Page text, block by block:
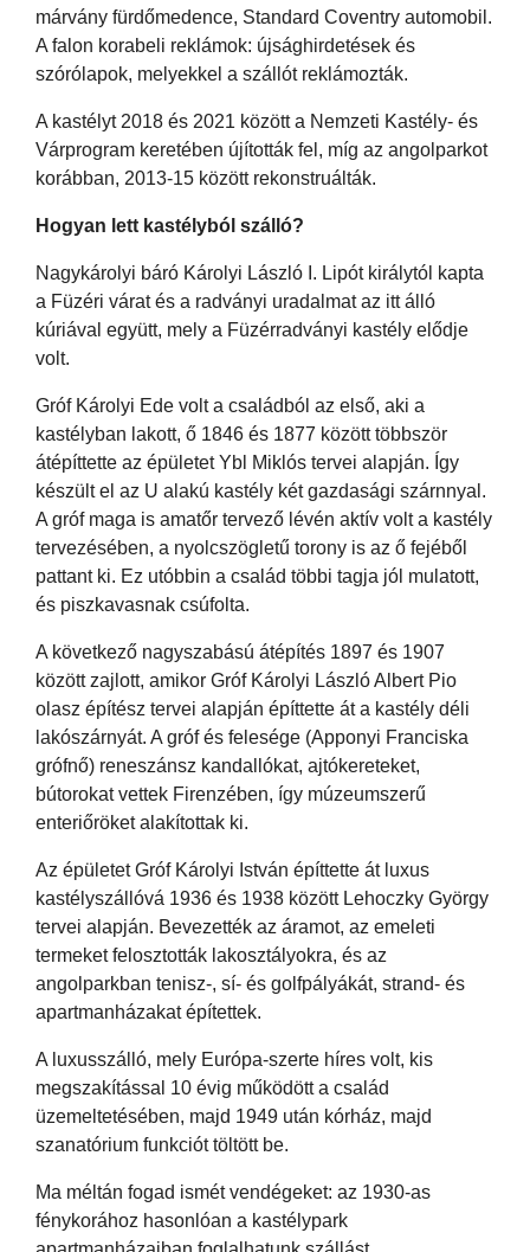
márvány fürdőmedence, Standard Coventry automobil.
A falon korabeli reklámok: újsághirdetések és
szórólapok, melyekkel a szállót reklámozták.
A kastélyt 2018 és 2021 között a Nemzeti Kastély- és
Várprogram keretében újították fel, míg az angolparkot
korábban, 2013-15 között rekonstruálták.
Hogyan lett kastélyból szálló?
Nagykárolyi báró Károlyi László I. Lipót királytól kapta
a Füzéri várat és a radványi uradalmat az itt álló
kúriával együtt, mely a Füzérradványi kastély elődje
volt.
Gróf Károlyi Ede volt a családból az első, aki a
kastélyban lakott, ő 1846 és 1877 között többször
átépíttette az épületet Ybl Miklós tervei alapján. Így
készült el az U alakú kastély két gazdasági szárnnyal.
A gróf maga is amatőr tervező lévén aktív volt a kastély
tervezésében, a nyolcszögletű torony is az ő fejéből
pattant ki. Ez utóbbin a család többi tagja jól mulatott,
és piszkavasnak csúfolta.
A következő nagyszabású átépítés 1897 és 1907
között zajlott, amikor Gróf Károlyi László Albert Pio
olasz építész tervei alapján építtette át a kastély déli
lakószárnyát. A gróf és felesége (Apponyi Franciska
grófnő) reneszánsz kandallókat, ajtókereteket,
bútorokat vettek Firenzében, így múzeumszerű
enteriőröket alakítottak ki.
Az épületet Gróf Károlyi István építtette át luxus
kastélyszállóvá 1936 és 1938 között Lehoczky György
tervei alapján. Bevezették az áramot, az emeleti
termeket felosztották lakosztályokra, és az
angolparkban tenisz-, sí- és golfpályákát, strand- és
apartmanházakat építettek.
A luxusszálló, mely Európa-szerte híres volt, kis
megszakítással 10 évig működött a család
üzemeltetésében, majd 1949 után kórház, majd
szanatórium funkciót töltött be.
Ma méltán fogad ismét vendégeket: az 1930-as
fénykorához hasonlóan a kastélypark